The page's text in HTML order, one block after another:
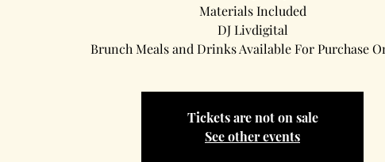
Materials Included
DJ Livdigital
Brunch Meals and Drinks Available For Purchase
Tickets are not on sale
See other events